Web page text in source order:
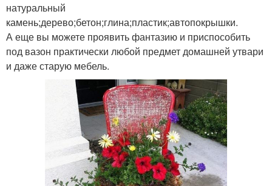
натуральный
камень;дерево;бетон;глина;пластик;автопокрышки.
А еще вы можете проявить фантазию и приспособить
под вазон практически любой предмет домашней утвари
и даже старую мебель.